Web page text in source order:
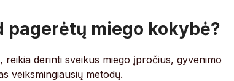
pagerėtų miego kokybė?
reikia derinti sveikus miego įpročius, gyvenimo
veiksmingiausių metodų.